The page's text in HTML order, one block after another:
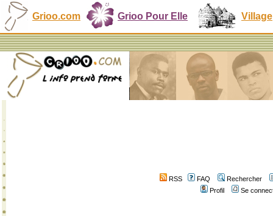
Grioo.com Grioo Pour Elle Village
RSS FAQ
Rechercher
Profil
Se